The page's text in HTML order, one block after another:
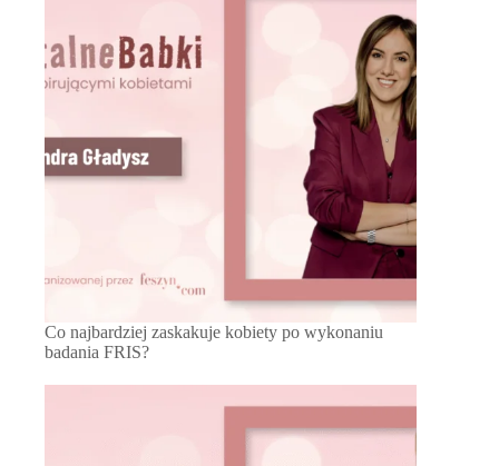
Co najbardziej zaskakuje kobiety po wykonaniu
badania FRIS?